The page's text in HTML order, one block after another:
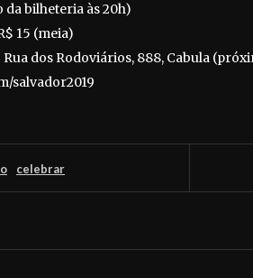
da bilheteria às 20h)
15 (meia)
dos Rodoviários, 888, Cabula
salvador2019
celebrar